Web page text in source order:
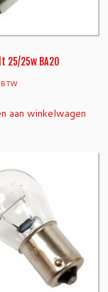
25/25w BA20
aan winkelwagen